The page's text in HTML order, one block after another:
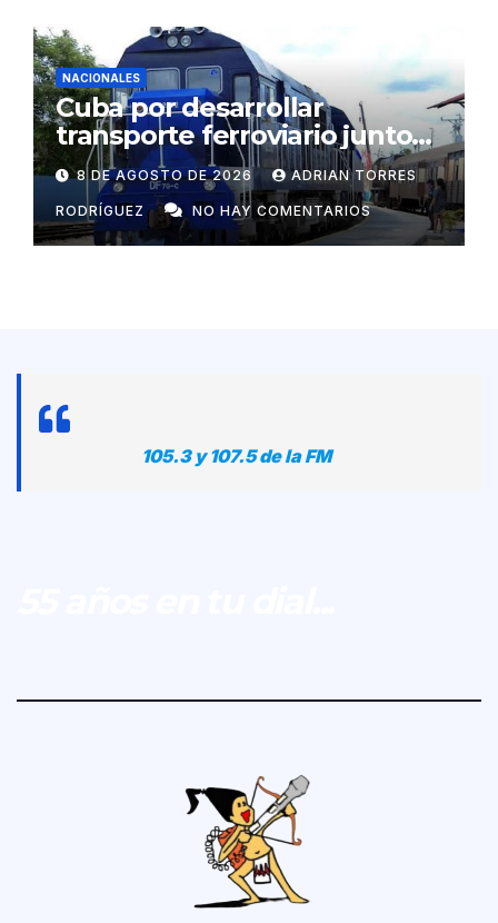
NACIONALES
Cuba por desarrollar
transporte ferroviario junto
con Rusia
8 DE AGOSTO DE 2026 ADRIAN TORRES
RODRÍGUEZ NO HAY COMENTARIOS
105.3 y 107.5 de la FM